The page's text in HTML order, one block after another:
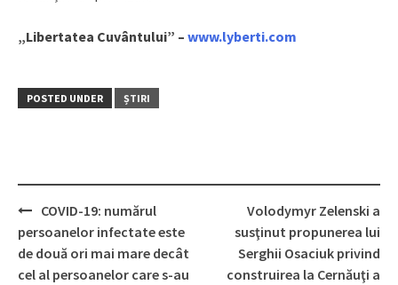
„Libertatea Cuvântului” – www.lyberti.com
POSTED UNDER ȘTIRI
Post
navigation
COVID-19: numărul
persoanelor infectate este
de două ori mai mare decât
cel al persoanelor care s-au
Volodymyr Zelenski a
susţinut propunerea lui
Serghii Osaciuk privind
construirea la Cernăuţi a